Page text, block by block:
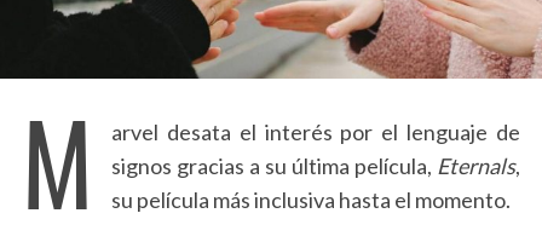
M
arvel desata el interés por el lenguaje de
signos gracias a su última película, Eternals,
su película más inclusiva hasta el momento.